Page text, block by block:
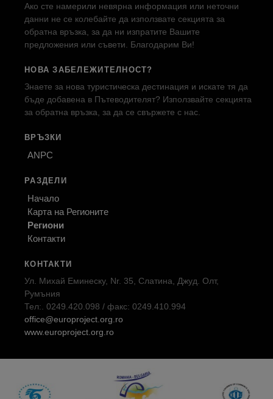
Ако сте намерили невярна информация или неточни
данни не се колебайте да използвате секцията за
обратна връзка, за да ни изпратите Вашите
предложения или съвети. Благодарим Ви!
НОВА ЗАБЕЛЕЖИТЕЛНОСТ?
Знаете за нова туристическа дестинация и искате тя да
бъде добавена в Пътеводителят? Използвайте секцията
за обратна връзка, за да се свържете с нас.
ВРЪЗКИ
ANPC
РАЗДЕЛИ
Начало
Карта на Регионите
Региони
Контакти
КОНТАКТИ
Ул. Михай Еминеску, Nr. 35, Слатина, Джуд. Олт,
Румъния
Тел:. 0249.420.098 / факс: 0249.410.994
office@europroject.org.ro
www.europroject.org.ro